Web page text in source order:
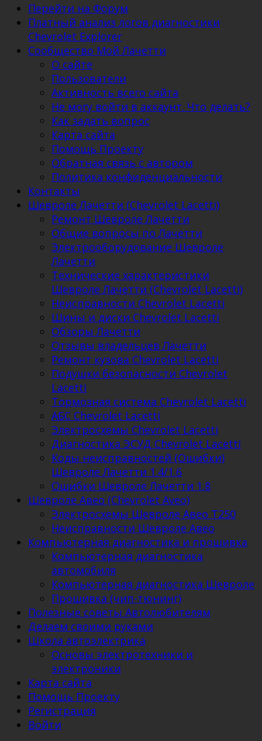
Перейти на Форум
Платный анализ логов диагностики
Chevrolet Explorer
Сообщество Мой Лачетти
О сайте
Пользователи
Активность всего сайта
Не могу войти в аккаунт. Что делать?
Как задать вопрос
Карта сайта
Помощь Проекту
Обратная связь с автором
Политика конфиденциальности
Контакты
Шевроле Лачетти (Chevrolet Lacetti)
Ремонт Шевроле Лачетти
Общие вопросы по Лачетти
Электрооборудование Шевроле
Лачетти
Технические характеристики
Шевроле Лачетти (Chevrolet Lacetti)
Неисправности Chevrolet Lacetti
Шины и диски Chevrolet Lacetti
Обзоры Лачетти
Отзывы владельцев Лачетти
Ремонт кузова Chevrolet Lacetti
Подушки безопасности Chevrolet
Lacetti
Тормозная система Chevrolet Lacetti
АБС Chevrolet Lacetti
Электросхемы Chevrolet Lacetti
Диагностика ЭСУД Chevrolet Lacetti
Коды неисправностей (Ошибки)
Шевроле Лачетти 1.4/1.6
Ошибки Шевроле Лачетти 1.8
Шевроле Авео (Chevrolet Aveo)
Электросхемы Шевроле Авео Т250
Неисправности Шевроле Авео
Компьютерная диагностика и прошивка
Компьютерная диагностика
автомобиля
Компьютерная диагностика Шевроле
Прошивка (чип-тюнинг)
Полезные советы Автолюбителям
Делаем своими руками
Школа автоэлектрика
Основы электротехники и
электроники
Карта сайта
Помощь Проекту
Регистрация
Войти